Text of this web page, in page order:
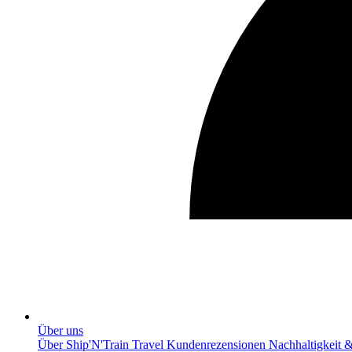
Über uns
Über Ship'N'Train Travel Kundenrezensionen Nachhaltigkeit